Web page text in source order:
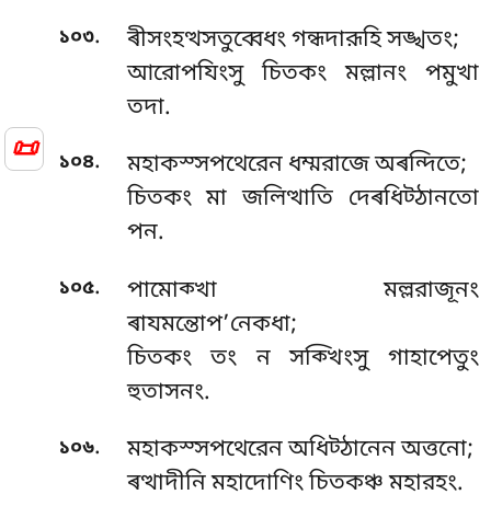
📜
১০৩.
ৰীসংহত্থসতুব্বেধং গন্ধদারূহি সঙ্খতং;
আরোপযিংসু চিতকং মল্লানং পমুখা
তদা.
১০৪.
মহাকস্সপথেরেন ধম্মরাজে অৰন্দিতে;
চিতকং মা জলিত্থাতি দেৰধিট্ঠানতো
পন.
১০৫.
পামোক্খা মল্লরাজূনং
ৰাযমন্তোপ’নেকধা;
চিতকং তং ন সক্খিংসু গাহাপেতুং
হুতাসনং.
১০৬.
মহাকস্সপথেরেন অধিট্ঠানেন অত্তনো;
ৰত্থাদীনি মহাদোণিং চিতকঞ্চ মহারহং.